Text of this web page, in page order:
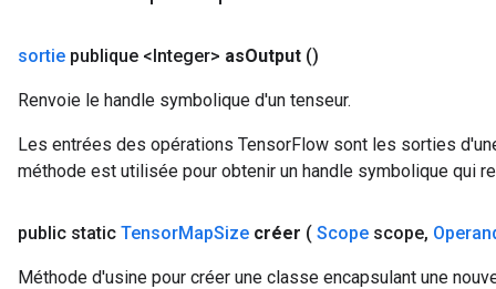
sortie publique <Integer> asOutput ()
Renvoie le handle symbolique d'un tenseur.
Les entrées des opérations TensorFlow sont les sorties
méthode est utilisée pour obtenir un handle symbolique qui
public static TensorMapSize créer ( Scope scope,
Méthode d'usine pour créer une classe encapsulant une